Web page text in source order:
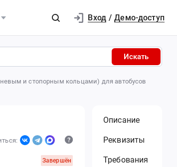
Вход / Демо-доступ
Искать
и стопорным кольцами) для автобусов
Завершён
Описание
Реквизиты
Требования